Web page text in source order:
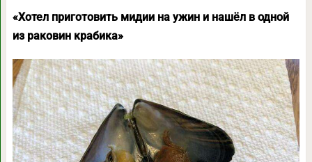
«Хотел приготовить мидии на ужин и нашёл в одной
из раковин крабика»